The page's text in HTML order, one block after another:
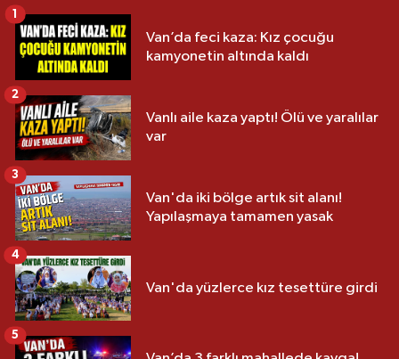
Van’da feci kaza: Kız çocuğu
kamyonetin altında kaldı
1
Vanlı aile kaza yaptı! Ölü ve yaralılar
var
2
Van'da iki bölge artık sit alanı!
Yapılaşmaya tamamen yasak
3
Van'da yüzlerce kız tesettüre girdi
4
5